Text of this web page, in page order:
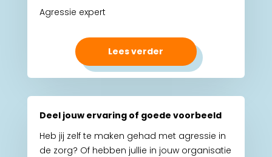
Agressie expert
Lees verder
Deel jouw ervaring of goede voorbeeld
Heb jij zelf te maken gehad met agressie in
de zorg? Of hebben jullie in jouw organisatie